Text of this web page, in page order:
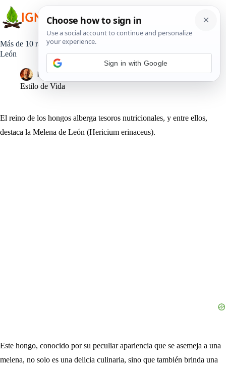
contenido
Más de 10 razones para tomar diariamente el Hongo Melena de
León
Pedro Lisperguer
12 febrero, 2024
Estilo de Vida
El reino de los hongos alberga tesoros nutricionales, y entre ellos,
destaca la Melena de León (Hericium erinaceus).
Este hongo, conocido por su peculiar apariencia que se asemeja a una
melena, no solo es una delicia culinaria, sino que también brinda una
Sign in with Google